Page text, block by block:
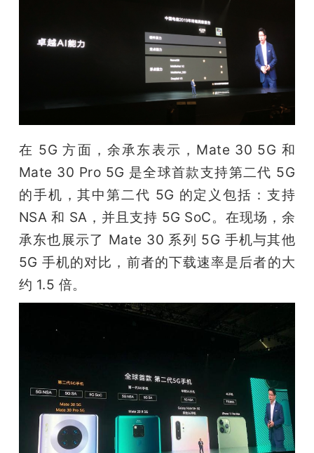
在 5G 方面，余承东表示，Mate 30 5G 和
Mate 30 Pro 5G 是全球首款支持第二代 5G
的手机，其中第二代 5G 的定义包括：支持
NSA 和 SA，并且支持 5G SoC。在现场，余
承东也展示了 Mate 30 系列 5G 手机与其他
5G 手机的对比，前者的下载速率是后者的大
约 1.5 倍。